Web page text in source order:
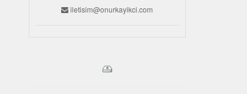
iletisim@onurkayikci.com